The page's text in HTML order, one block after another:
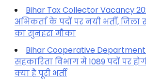
Bihar Tax Collector Vacancy
अभिकर्ता के पदों पर नयी भर्ती,
का सुनहरा मौका
Bihar Cooperative
सहकारिता विभाग मे 1089 पदों पर
क्या है पूरी भर्ती